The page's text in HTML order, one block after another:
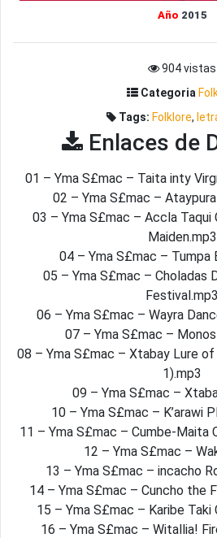
Año 2015
904 vistas
Categoria
Tags: Folklore,
Enlaces de
01 – Yma S£mac – Taita inty
02 – Yma S£mac –
03 – Yma S£mac – Accla Taqui
Maiden.mp3
04 – Yma S£mac – Tumpa
05 – Yma S£mac – Choladas
Festival.mp3
06 – Yma S£mac – Wayra
07 – Yma S£mac –
08 – Yma S£mac – Xtabay Lure
1).mp3
09 – Yma S£mac –
10 – Yma S£mac – K’arawi
11 – Yma S£mac – Cumbe-Maita
12 – Yma S£mac –
13 – Yma S£mac – incacho
14 – Yma S£mac – Cuncho the
15 – Yma S£mac – Karibe Taki
16 – Yma S£mac – Witallia!